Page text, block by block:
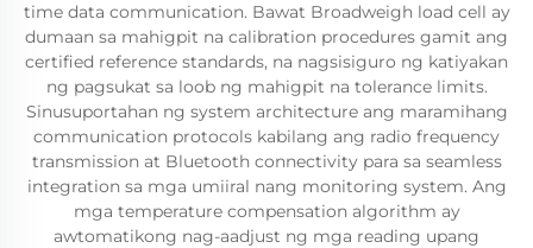
time data communication. Bawat Broadweigh load cell ay
dumaan sa mahigpit na calibration procedures gamit ang
certified reference standards, na nagsisiguro ng katiyakan
ng pagsukat sa loob ng mahigpit na tolerance limits.
Sinusuportahan ng system architecture ang maramihang
communication protocols kabilang ang radio frequency
transmission at Bluetooth connectivity para sa seamless
integration sa mga umiiral nang monitoring system. Ang
mga temperature compensation algorithm ay
awtomatikong nag-aadjust ng mga reading upang